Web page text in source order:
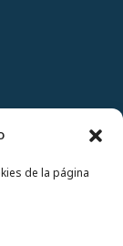
de la página